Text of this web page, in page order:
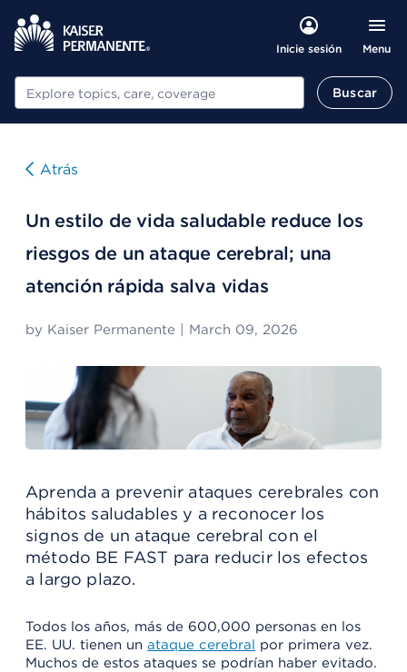
Inicie sesión Menu
Buscar Buscar
Atrás
Un estilo de vida saludable reduce los
riesgos de un ataque cerebral; una
atención rápida salva vidas
by Kaiser Permanente March 09, 2026
Aprenda a prevenir ataques cerebrales con
hábitos saludables y a reconocer los
signos de un ataque cerebral con el
método BE FAST para reducir los efectos
a largo plazo.
Todos los años, más de 600,000 personas en los
EE. UU. tienen un ataque cerebral por primera vez.
Muchos de estos ataques se podrían haber evitado.